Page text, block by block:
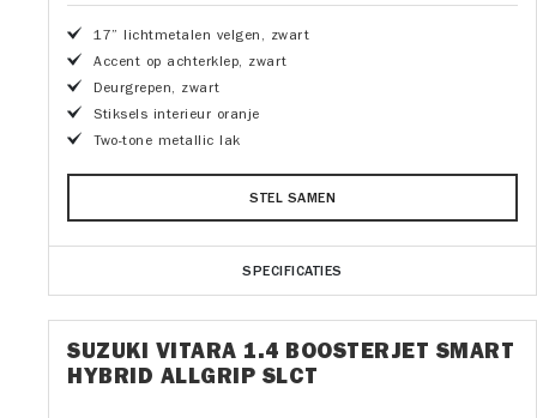
17” lichtmetalen velgen, zwart
Accent op achterklep, zwart
Deurgrepen, zwart
Stiksels interieur oranje
Two-tone metallic lak
STEL SAMEN
SPECIFICATIES
SUZUKI VITARA 1.4 BOOSTERJET SMART
HYBRID ALLGRIP SLCT